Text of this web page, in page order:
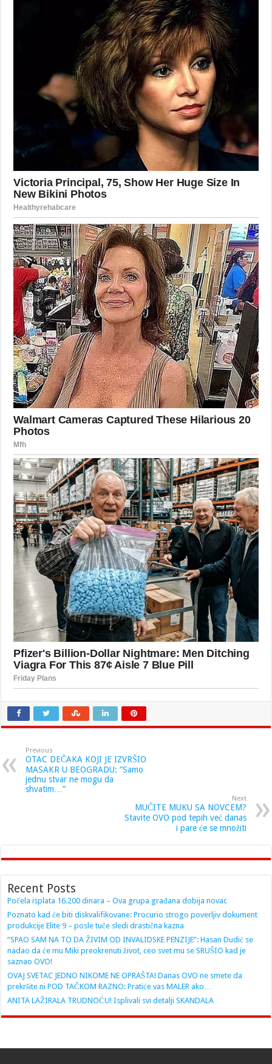
Previous
OTAC DEČAKA KOJI JE IZVRŠIO
MASAKR U BEOGRADU: “Samo
jednu stvar ne mogu da
shvatim…”
Next
MUČITE MUKU SA NOVCEM?
Stavite OVO pod tepih već danas
i pare će se množiti
Recent Posts
Počela isplata 16.200 dinara – Ova grupa građana dobija novac
Poznato kad će biti diskvalifikovane: Procurio strogo poverljiv dokument
produkcije Elite 9 – posle tuče sledi drastična kazna
“SPAO SAM NA TO DA ŽIVIM OD INVALIDSKE PENZIJE”: Hasan Dudić se
nadao da će mu Miki preokrenuti život, ceo svet mu se SRUŠIO kad je
saznao OVO!
OVAJ SVETAC JEDNO NIKOME NE OPRAŠTA! Danas OVO ne smete da
prekršite ni POD TAČKOM RAZNO: Pratiće vas MALER ako…
ANITA LAŽIRALA TRUDNOĆU! Isplivali svi detalji SKANDALA